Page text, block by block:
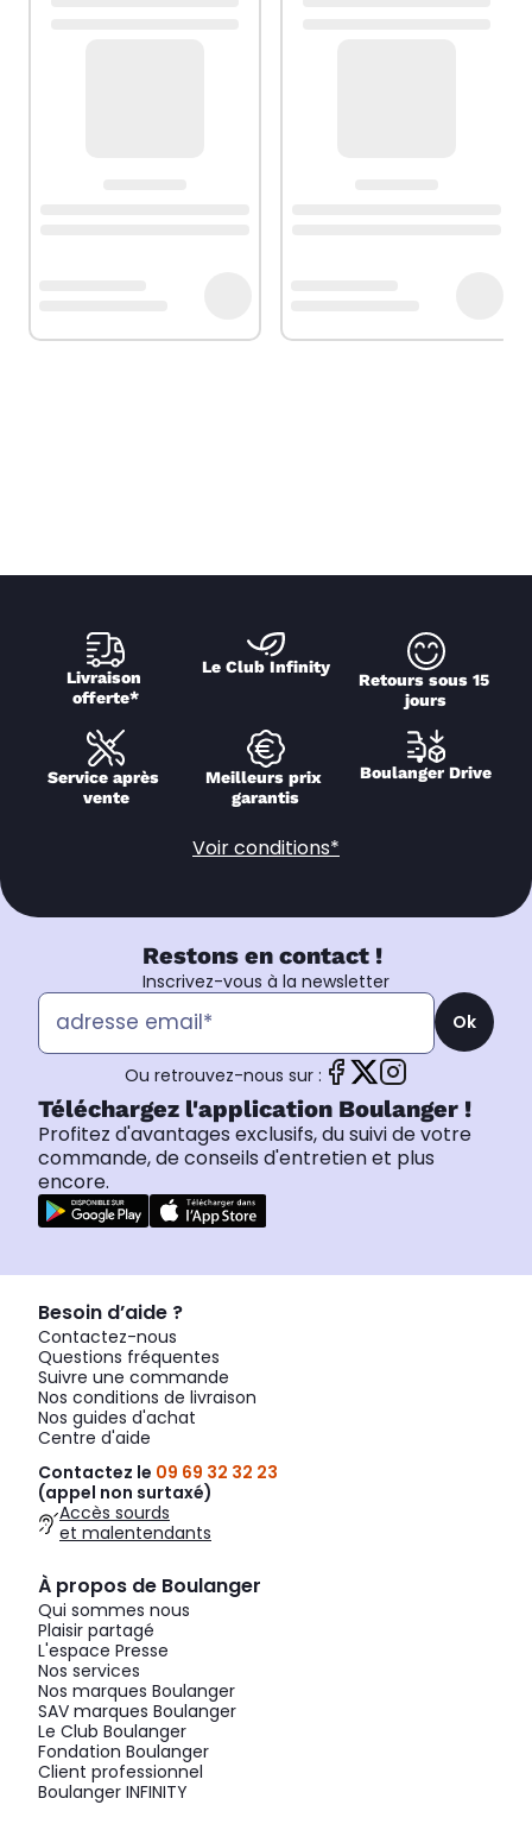
Livraison
offerte*
Le Club Infinity
Retours sous 15
jours
Service après
vente
Meilleurs prix
garantis
Boulanger Drive
Voir conditions*
Restons en contact !
Inscrivez-vous à la newsletter
Ok
Ou retrouvez-nous sur :
Téléchargez l'application Boulanger !
Profitez d'avantages exclusifs, du suivi de votre
commande, de conseils d'entretien et plus
encore.
Besoin d’aide ?
Contactez-nous
Questions fréquentes
Suivre une commande
Nos conditions de livraison
Nos guides d'achat
Centre d'aide
Contactez le 09 69 32 32 23
(appel non surtaxé)
Accès sourds
et malentendants
À propos de Boulanger
Qui sommes nous
Plaisir partagé
L'espace Presse
Nos services
Nos marques Boulanger
SAV marques Boulanger
Le Club Boulanger
Fondation Boulanger
Client professionnel
Boulanger INFINITY